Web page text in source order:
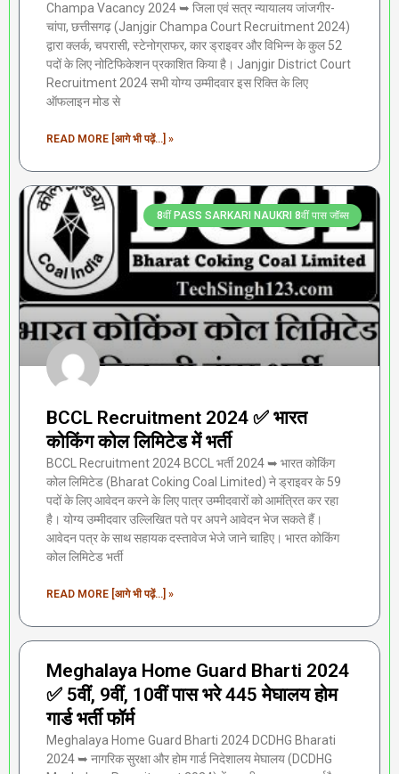
Champa Vacancy 2024 ➥ जिला एवं सत्र न्यायालय जांजगीर-
चांपा, छत्तीसगढ़ (Janjgir Champa Court Recruitment 2024)
द्वारा क्लर्क, चपरासी, स्टेनोग्राफर, कार ड्राइवर और विभिन्न के कुल 52
पदों के लिए नोटिफिकेशन प्रकाशित किया है। Janjgir District Court
Recruitment 2024 सभी योग्य उम्मीदवार इस रिक्ति के लिए
ऑफलाइन मोड से
READ MORE [आगे भी पढ़ें...] »
8वीं PASS SARKARI NAUKRI 8वीं पास जॉब्स
BCCL Recruitment 2024 ✅ भारत
कोकिंग कोल लिमिटेड में भर्ती
BCCL Recruitment 2024 BCCL भर्ती 2024 ➥ भारत कोकिंग
कोल लिमिटेड (Bharat Coking Coal Limited) ने ड्राइवर के 59
पदों के लिए आवेदन करने के लिए पात्र उम्मीदवारों को आमंत्रित कर रहा
है। योग्य उम्मीदवार उल्लिखित पते पर अपने आवेदन भेज सकते हैं।
आवेदन पत्र के साथ सहायक दस्तावेज भेजे जाने चाहिए। भारत कोकिंग
कोल लिमिटेड भर्ती
READ MORE [आगे भी पढ़ें...] »
Meghalaya Home Guard Bharti 2024
✅ 5वीं, 9वीं, 10वीं पास भरे 445 मेघालय होम
गार्ड भर्ती फॉर्म
Meghalaya Home Guard Bharti 2024 DCDHG Bharati
2024 ➥ नागरिक सुरक्षा और होम गार्ड निदेशालय मेघालय (DCDHG